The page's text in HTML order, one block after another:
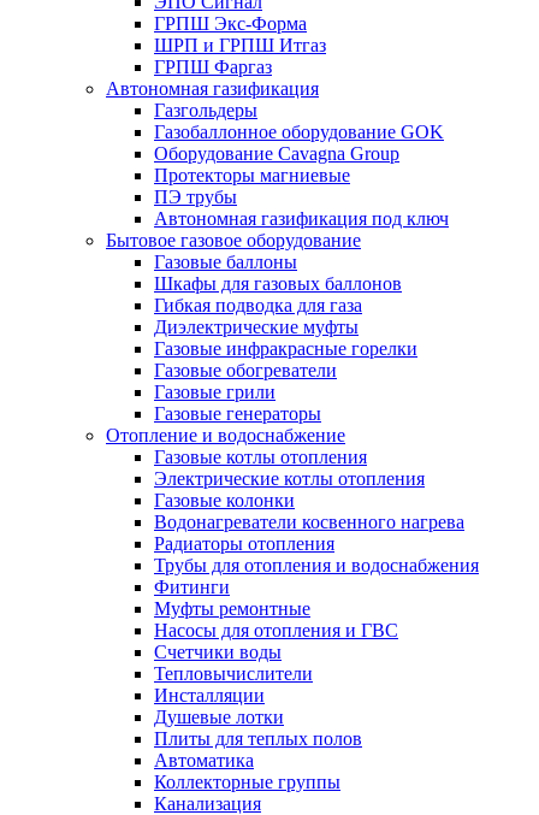
ГРПШ Экс-Форма
ШРП и ГРПШ Итгаз
ГРПШ Фаргаз
Автономная газификация
Газгольдеры
Газобаллонное оборудование GOK
Оборудование Cavagna Group
Протекторы магниевые
ПЭ трубы
Автономная газификация под ключ
Бытовое газовое оборудование
Газовые баллоны
Шкафы для газовых баллонов
Гибкая подводка для газа
Диэлектрические муфты
Газовые инфракрасные горелки
Газовые обогреватели
Газовые грили
Газовые генераторы
Отопление и водоснабжение
Газовые котлы отопления
Электрические котлы отопления
Газовые колонки
Водонагреватели косвенного нагрева
Радиаторы отопления
Трубы для отопления и водоснабжения
Фитинги
Муфты ремонтные
Насосы для отопления и ГВС
Счетчики воды
Тепловычислители
Инсталляции
Душевые лотки
Плиты для теплых полов
Автоматика
Коллекторные группы
Канализация